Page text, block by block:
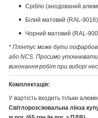
Срібло (анодований
Білий матовий (RAL-
Чорний матовий (RAL-
* Плінтус може бути
або NCS. Просимо уточнювати
виконання робіт при виборі
Комплектація:
У вартість входить тільки
Світлорозсіювальна лінза